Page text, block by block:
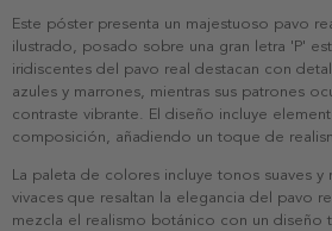
Este póster presenta un majestuoso pavo
ilustrado, posado sobre una gran letra 'P'
iridiscentes del pavo real destacan con
azules y marrones, mientras sus patrones
contraste vibrante. El diseño incluye
composición, añadiendo un toque de
La paleta de colores incluye tonos suaves y
vivaces que resaltan la elegancia del pavo
mezcla el realismo botánico con un diseño